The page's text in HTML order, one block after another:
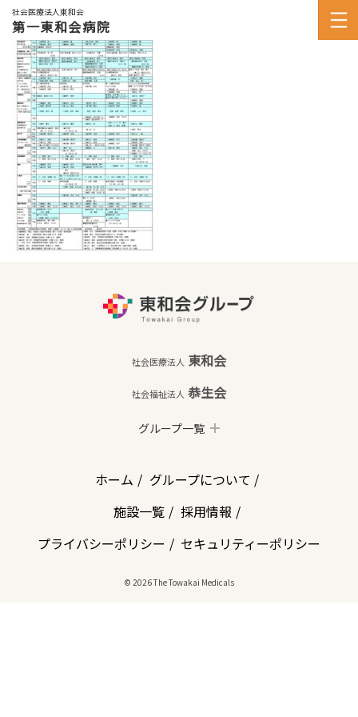
社会医療法人東和会
第一東和会病院
社会医療法人 東和会
社会福祉法人 恭生会
グループ一覧
ホーム
グループについて
施設一覧
採用情報
プライバシーポリシー
セキュリティーポリシー
© 2026 The Towakai Medicals